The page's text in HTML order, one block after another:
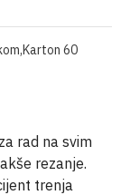
60
rad na svim
rezanje.
trenja